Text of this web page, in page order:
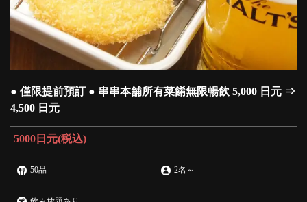
● 僅限提前預訂 ● 串串本舖所有菜餚無限暢飲 5,000 日元 ⇒
4,500 日元
5000日元(税込)
50品 2名 ～